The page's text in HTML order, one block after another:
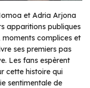
et Adria Arjona
apparitions publiques
moments complices et
ses premiers pas
Les fans espèrent
cette histoire qui
sentimentale de